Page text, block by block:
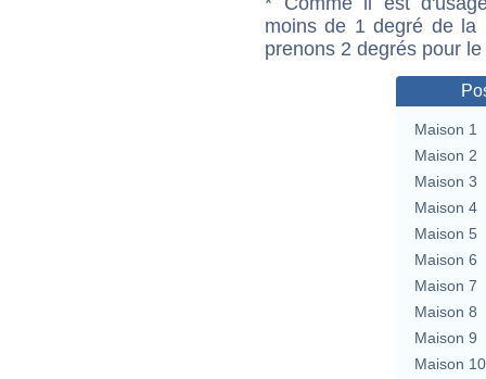
moins de 1 degré de la
prenons 2 degrés pour
Maison 1
Maison 2
Maison 3
Maison 4
Maison 5
Maison 6
Maison 7
Maison 8
Maison 9
Maison 10